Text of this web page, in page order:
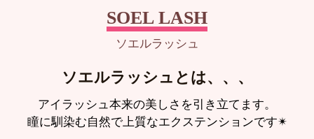
SOEL LASH
ソエルラッシュ
ソエルラッシュとは、、、
アイラッシュ本来の美しさを引き立てます。
瞳に馴染む自然で上質なエクステンションです✴︎